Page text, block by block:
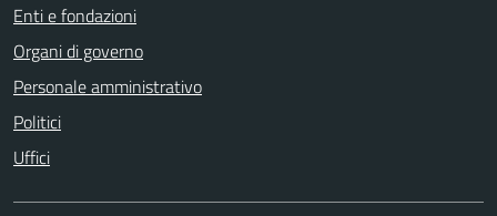
Enti e fondazioni
Organi di governo
Personale amministrativo
Politici
Uffici